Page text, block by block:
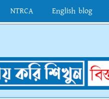
NTRCA English blog